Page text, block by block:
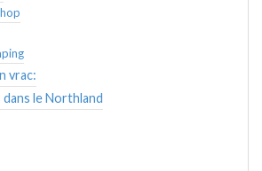
vrac:
le Northland